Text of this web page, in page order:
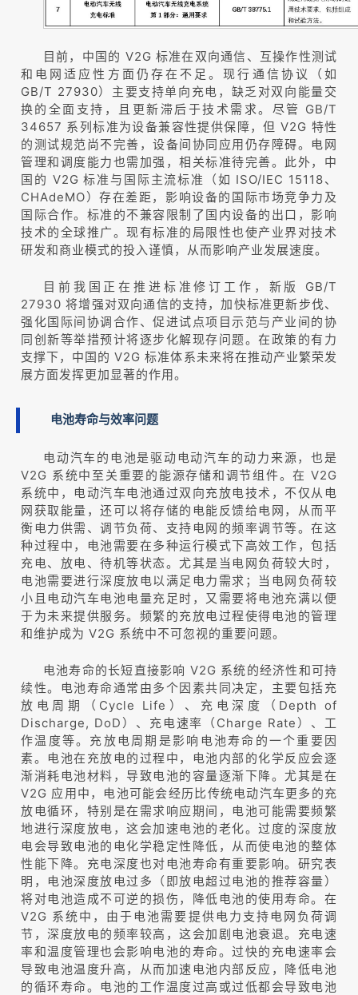
目前，中国的 V2G 标准在双向通信、互操作性测试
和电网适应性方面仍存在不足。现行通信协议（如
GB/T 27930）主要支持单向充电，缺乏对双向能量交
换的全面支持，且更新滞后于技术需求。尽管 GB/T
34657 系列标准为设备兼容性提供保障，但 V2G 特性
的测试规范尚不完善，设备间协同应用仍存障碍。电网
管理和调度能力也需加强，相关标准待完善。此外，中
国的 V2G 标准与国际主流标准（如 ISO/IEC 15118、
CHAdeMO）存在差距，影响设备的国际市场竞争力及
国际合作。标准的不兼容限制了国内设备的出口，影响
技术的全球推广。现有标准的局限性也使产业界对技术
研发和商业模式的投入谨慎，从而影响产业发展速度。
目前我国正在推进标准修订工作，新版 GB/T
27930 将增强对双向通信的支持，加快标准更新步伐、
强化国际间协调合作、促进试点项目示范与产业间的协
同创新等举措预计将逐步化解现存问题。在政策的有力
支撑下，中国的 V2G 标准体系未来将在推动产业繁荣发
展方面发挥更加显著的作用。
电池寿命与效率问题
电动汽车的电池是驱动电动汽车的动力来源，也是
V2G 系统中至关重要的能源存储和调节组件。在 V2G
系统中，电动汽车电池通过双向充放电技术，不仅从电
网获取能量，还可以将存储的电能反馈给电网，从而平
衡电力供需、调节负荷、支持电网的频率调节等。在这
种过程中，电池需要在多种运行模式下高效工作，包括
充电、放电、待机等状态。尤其是当电网负荷较大时，
电池需要进行深度放电以满足电力需求；当电网负荷较
小且电动汽车电池电量充足时，又需要将电池充满以便
于为未来提供服务。频繁的充放电过程使得电池的管理
和维护成为 V2G 系统中不可忽视的重要问题。
电池寿命的长短直接影响 V2G 系统的经济性和可持
续性。电池寿命通常由多个因素共同决定，主要包括充
放电周期（Cycle Life）、充电深度（Depth of
Discharge, DoD）、充电速率（Charge Rate）、工
作温度等。充放电周期是影响电池寿命的一个重要因
素。电池在充放电的过程中，电池内部的化学反应会逐
渐消耗电池材料，导致电池的容量逐渐下降。尤其是在
V2G 应用中，电池可能会经历比传统电动汽车更多的充
放电循环，特别是在需求响应期间，电池可能需要频繁
地进行深度放电，这会加速电池的老化。过度的深度放
电会导致电池的电化学稳定性降低，从而使电池的整体
性能下降。充电深度也对电池寿命有重要影响。研究表
明，电池深度放电过多（即放电超过电池的推荐容量）
将对电池造成不可逆的损伤，降低电池的使用寿命。在
V2G 系统中，由于电池需要提供电力支持电网负荷调
节，深度放电的频率较高，这会加剧电池衰退。充电速
率和温度管理也会影响电池的寿命。过快的充电速率会
导致电池温度升高，从而加速电池内部反应，降低电池
的循环寿命。电池的工作温度过高或过低都会导致电池